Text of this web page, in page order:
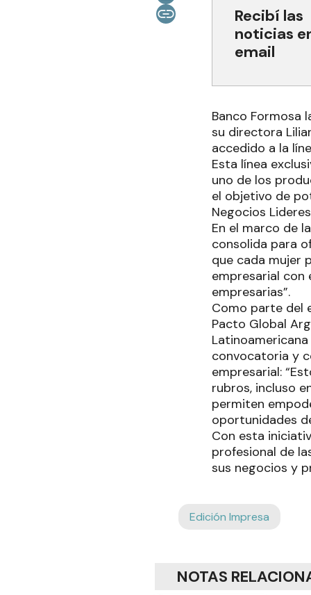
Recibí las
noticias
email
Banco Formosa
su directora
accedido a la
Esta línea
uno de los
el objetivo de
Negocios
En el marco de
consolida para
que cada mujer
empresarial con
empresarias”.
Como parte del
Pacto Global
convocatoria y
empresarial:
rubros, incluso
permiten
oportunidades
Con esta
profesional de
sus negocios y
Edición Impresa
NOTAS